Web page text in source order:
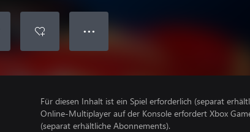
● ● ●
Für diesen Inhalt ist ein Spiel erforderlich (separat
Online-Multiplayer auf der Konsole erfordert Xbox
(separat erhältliche Abonnements).